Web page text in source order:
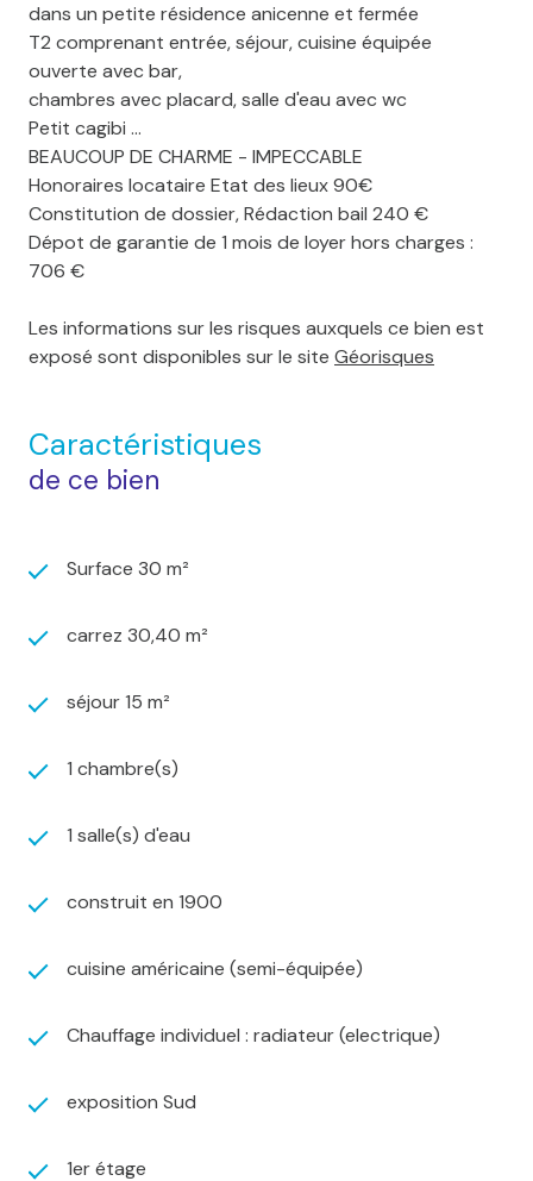
dans un petite résidence anicenne et fermée
T2 comprenant entrée, séjour, cuisine équipée
ouverte avec bar,
chambres avec placard, salle d'eau avec wc
Petit cagibi ...
BEAUCOUP DE CHARME - IMPECCABLE
Honoraires locataire Etat des lieux 90€
Constitution de dossier, Rédaction bail 240 €
Dépot de garantie de 1 mois de loyer hors charges :
706 €
Les informations sur les risques auxquels ce bien est
exposé sont disponibles sur le site Géorisques
Caractéristiques
de ce bien
Surface 30 m²
carrez 30,40 m²
séjour 15 m²
1 chambre(s)
1 salle(s) d'eau
construit en 1900
cuisine américaine (semi-équipée)
Chauffage individuel : radiateur (electrique)
exposition Sud
1er étage